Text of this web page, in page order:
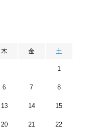
木 金 土
1
6 7 8
13 14 15
20 21 22